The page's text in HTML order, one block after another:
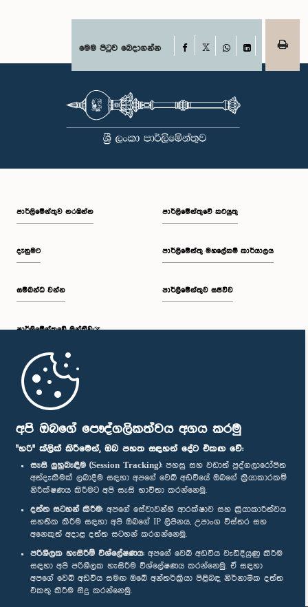
අපි ඔබගේ පෞද්ගලිකත්වය අගය කරමු
"හරි" ක්ලික් කිරීමෙන්, ඔබ පහත සඳහන් දේට එකඟ වේ:
සැසි ලුහුබැඳීම (Session Tracking): පහසු සහ වඩාත් පුද්ගලාරෝපිත
අත්දැකීමක් ලබාදීම සඳහා අපගේ වෙබ් අඩවියේ ඔබගේ ක්‍රියාකාරකම්
නිරීක්ෂණය කිරීමට අපි සැසි භාවිතා කරන්නෙමු.
දත්ත සටහන් කිරීම: අපගේ සේවාවන්හි ආරක්ෂාව සහ ක්‍රියාකාරීත්වය
සහතික කිරීම සඳහා අපි ඔබගේ IP ලිපිනය, උපාංග විස්තර සහ
අනෙකුත් අදාළ දත්ත සටහන් කරගන්නෙමු.
පරිශීලක හැසිරීම් විශ්ලේෂණය: අපගේ වෙබ් අඩවිය වැඩිදියුණු කිරීම
සඳහා අපි පරිශීලක හැසිරීම විශ්ලේෂණය කරන්නෙමු. ඒ සඳහා
අපගේ වෙබ් අඩවිය සමඟ ඔබේ අන්තර්ක්‍රියා පිළිබඳ නිර්නාමික දත්ත
එකතු කිරීම සිදු කරන්නෙමු.
මෙම පිටුව බෙදාගන්න Facebook
WhatsAppLinkedIn
පාර්ලි‌මේන්තුව නරඹන්න
දැනුමට
සම්බන්ධ වන්න
පාර්ලි‌මේන්තුවේ මන්ත්‍රීවරු
මුල් පිටුව
පාර්ලිමේන්තුවේ කටයුතු
පාර්ලිමේන්තු මහලේකම් කාර්යාලය
පාර්ලිමේන්තුව සජීවීව
පාර්ලිමේන්තු ජංගම යෙදුම
අප හා සම්බන්ධ වී සිටින්න :
සම්මාන
පෞද්ගලිකත්ව ප්‍රතිපත්තිය